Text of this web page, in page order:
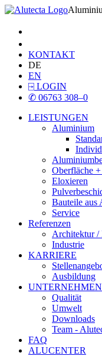
KONTAKT
DE
EN
⍈ LOGIN
✆ 06763 308–0
LEISTUNGEN
Aluminium
Oberfläche
Eloxieren
Bauteile aus
Service
Referenzen
Architektur /
Industrie
KARRIERE
Ausbildung
Qualität
Umwelt
Downloads
Team -
FAQ
ALUCENTER